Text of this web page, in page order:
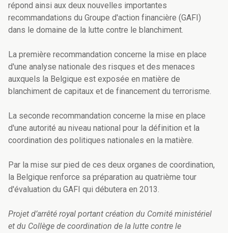
répond ainsi aux deux nouvelles importantes
recommandations du Groupe d'action financière (GAFI)
dans le domaine de la lutte contre le blanchiment.
La première recommandation concerne la mise en place
d'une analyse nationale des risques et des menaces
auxquels la Belgique est exposée en matière de
blanchiment de capitaux et de financement du terrorisme.
La seconde recommandation concerne la mise en place
d'une autorité au niveau national pour la définition et la
coordination des politiques nationales en la matière.
Par la mise sur pied de ces deux organes de coordination,
la Belgique renforce sa préparation au quatrième tour
d'évaluation du GAFI qui débutera en 2013.
Projet d’arrêté royal portant création du Comité ministériel
et du Collège de coordination de la lutte contre le